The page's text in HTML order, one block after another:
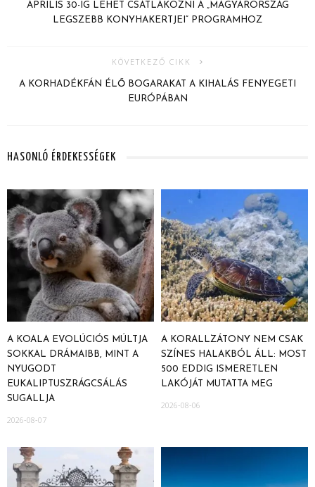
ÁPRILIS 30-IG LEHET CSATLAKOZNI A „MAGYARORSZÁG
LEGSZEBB KONYHAKERTJEI” PROGRAMHOZ
KÖVETKEZŐ CIKK
A KORHADÉKFÁN ÉLŐ BOGARAKAT A KIHALÁS FENYEGETI
EURÓPÁBAN
HASONLÓ ÉRDEKESSÉGEK
A KOALA EVOLÚCIÓS MÚLTJA
SOKKAL DRÁMAIBB, MINT A
NYUGODT
EUKALIPTUSZRÁGCSÁLÁS
SUGALLJA
2026-08-07
A KORALLZÁTONY NEM CSAK
SZÍNES HALAKBÓL ÁLL: MOST
500 EDDIG ISMERETLEN
LAKÓJÁT MUTATTA MEG
2026-08-06